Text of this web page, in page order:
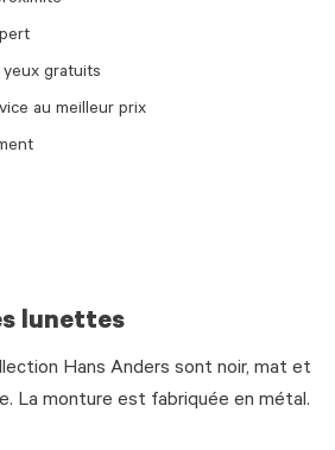
lunettes
Hans Anders sont noir, mat et
La monture est fabriquée en métal.
gratuits
au meilleur prix